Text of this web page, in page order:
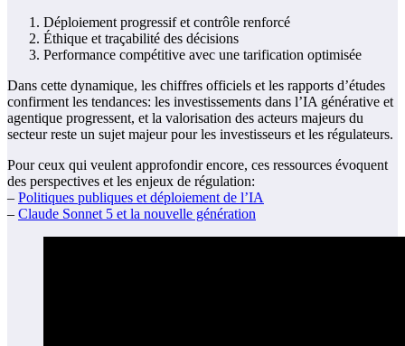
Déploiement progressif et contrôle renforcé
Éthique et traçabilité des décisions
Performance compétitive avec une tarification optimisée
Dans cette dynamique, les chiffres officiels et les rapports d’études
confirment les tendances: les investissements dans l’IA générative et
agentique progressent, et la valorisation des acteurs majeurs du
secteur reste un sujet majeur pour les investisseurs et les régulateurs.
Pour ceux qui veulent approfondir encore, ces ressources évoquent
des perspectives et les enjeux de régulation:
– Politiques publiques et déploiement de l’IA
– Claude Sonnet 5 et la nouvelle génération